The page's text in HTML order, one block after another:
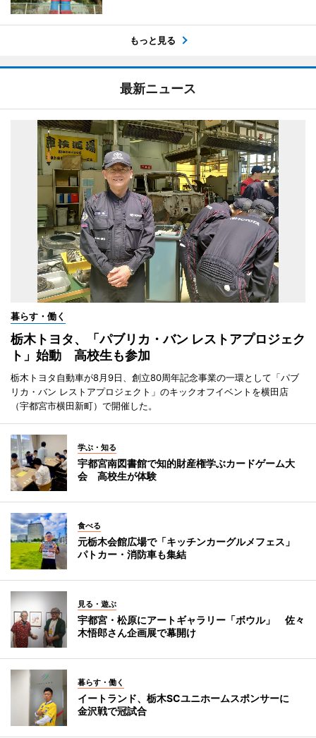
もっと見る
最新ニュース
暮らす・働く
栃木トヨタ、「パブリカ・バン レストアプロジェク
ト」始動 高校生も参加
栃木トヨタ自動車が8月9日、創立80周年記念事業の一環として「パブ
リカ・バン レストアプロジェクト」のキックオフイベントを横田店
（宇都宮市横田新町）で開催した。
学ぶ・知る
宇都宮南図書館で知的財産権学ぶカードゲーム大
会 高校生が体験
食べる
元栃木会館広場で「キッチンカーグルメフェス」
パトカー・消防車も集結
見る・遊ぶ
宇都宮・松原にアートギャラリー「ボウル」 佐々
木悟郎さん企画展で幕開け
暮らす・働く
イートランド、栃木SCユニホームスポンサーに
金沢戦で冠試合